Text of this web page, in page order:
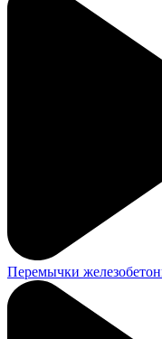
Перемычки